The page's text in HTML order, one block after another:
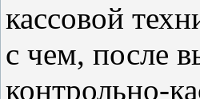
кассовой
с чем, после
контрольно-